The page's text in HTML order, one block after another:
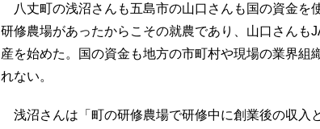
八丈町の浅沼さんも五島市の山口さんも国の資金を
研修農場があったからこその就農であり、山口さんも
産を始めた。国の資金も地方の市町村や現場の業界組
れない。
浅沼さんは「町の研修農場で研修中に創業後の収入